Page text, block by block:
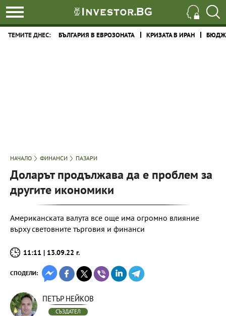
ТЕМИТЕ ДНЕС: БЪЛГАРИЯ В ЕВРОЗОНАТА КРИЗАТА В ИРАН
НАЧАЛО ФИНАНСИ ПАЗАРИ
Доларът продължава да е проблем за
другите икономики
Американската валута все още има огромно влияние
върху световните търговия и финанси
11:11 | 13.09.22 г.
СПОДЕЛИ:
ПЕТЪР НЕЙКОВ
СЪЗДАТЕЛ